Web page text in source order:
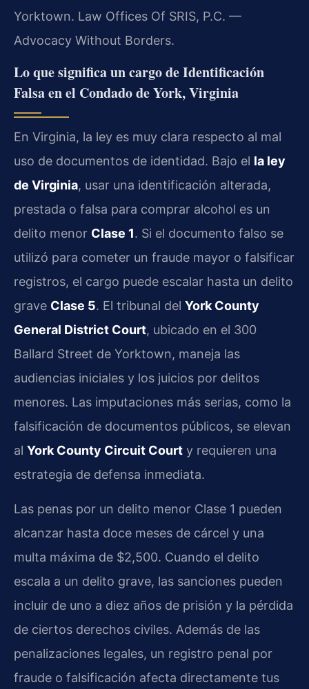
Yorktown. Law Offices Of SRIS, P.C. —
Advocacy Without Borders.
Lo que significa un cargo de Identificación
Falsa en el Condado de York, Virginia
En Virginia, la ley es muy clara respecto al mal
uso de documentos de identidad. Bajo el la ley
de Virginia, usar una identificación alterada,
prestada o falsa para comprar alcohol es un
delito menor Clase 1. Si el documento falso se
utilizó para cometer un fraude mayor o falsificar
registros, el cargo puede escalar hasta un delito
grave Clase 5. El tribunal del York County
General District Court, ubicado en el 300
Ballard Street de Yorktown, maneja las
audiencias iniciales y los juicios por delitos
menores. Las imputaciones más serias, como la
falsificación de documentos públicos, se elevan
al York County Circuit Court y requieren una
estrategia de defensa inmediata.
Las penas por un delito menor Clase 1 pueden
alcanzar hasta doce meses de cárcel y una
multa máxima de $2,500. Cuando el delito
escala a un delito grave, las sanciones pueden
incluir de uno a diez años de prisión y la pérdida
de ciertos derechos civiles. Además de las
penalizaciones legales, un registro penal por
fraude o falsificación afecta directamente tus